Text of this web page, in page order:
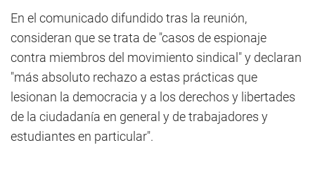
En el comunicado difundido tras la reunión,
consideran que se trata de "casos de espionaje
contra miembros del movimiento sindical" y declaran
"más absoluto rechazo a estas prácticas que
lesionan la democracia y a los derechos y libertades
de la ciudadanía en general y de trabajadores y
estudiantes en particular".